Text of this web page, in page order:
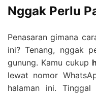
Nggak Perlu
Penasaran gimana
ini? Tenang, nggak
gunung. Kamu cukup
lewat nomor
halaman ini. Tinggal